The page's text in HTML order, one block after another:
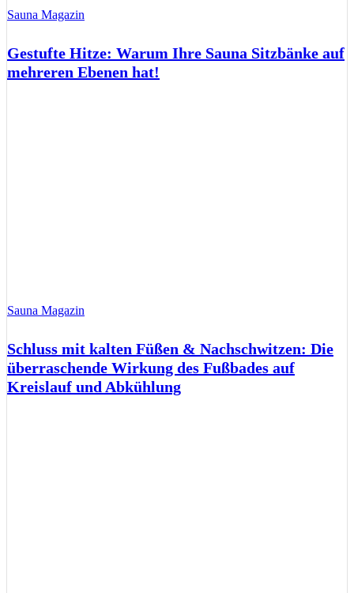
Sauna Magazin
Gestufte Hitze: Warum Ihre Sauna Sitzbänke auf
mehreren Ebenen hat!
Sauna Magazin
Schluss mit kalten Füßen & Nachschwitzen: Die
überraschende Wirkung des Fußbades auf
Kreislauf und Abkühlung